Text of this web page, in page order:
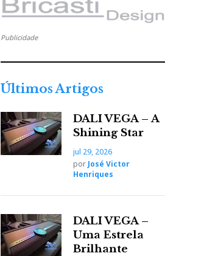
Publicidade
Últimos Artigos
DALI VEGA – A
Shining Star
jul 29, 2026
por José Victor
Henriques
DALI VEGA –
Uma Estrela
Brilhante